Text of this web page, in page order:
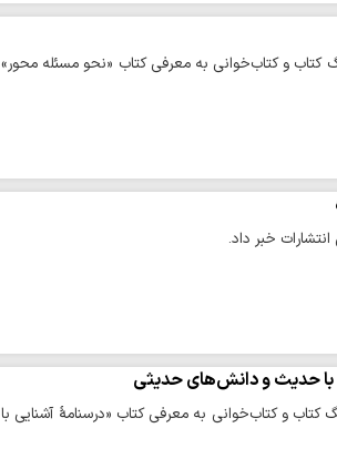
کتاب و کتاب‌خوانی به معرفی کتاب «نحو مسئله محور»
خبر داد.
با حدیث و دانش‌های حدیثی
کتاب و کتاب‌خوانی به معرفی کتاب «درسنامۀ آشنایی با